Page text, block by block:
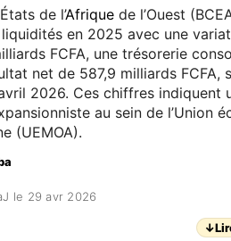
de l’Afrique de l’Ouest
en 2025 avec une
FCFA, une trésorerie
net de 587,9 milliards FCFA,
2026. Ces chiffres indiquent
au sein de l’Union
(UEMOA).
le 29 avr 2026
↓